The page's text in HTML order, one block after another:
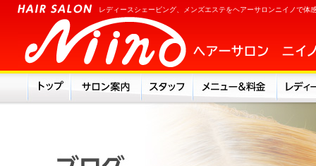
レディースシェービング、メンズエステをヘアーサロンニイノで体